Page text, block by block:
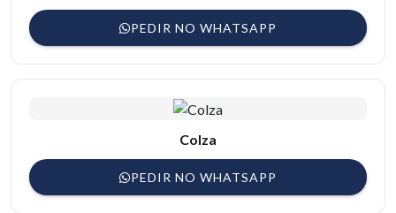
PEDIR NO WHATSAPP
Colza
PEDIR NO WHATSAPP